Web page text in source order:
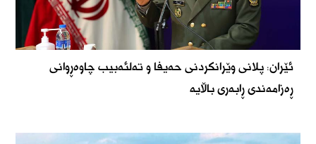
ئێران: پلانی وێرانکردنی حەیفا و تەلئەبیب چاوەڕوانی
ڕەزامەندی ڕابەری باڵایە